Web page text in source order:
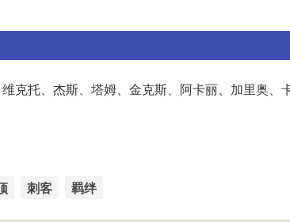
克托、杰斯、塔姆、金克斯、阿卡丽、加里奥、
刺客 羁绊